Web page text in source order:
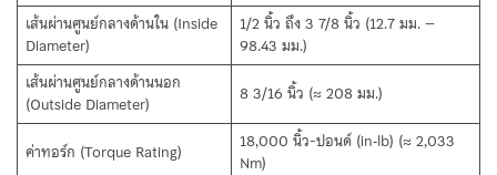
เส้นผ่านศูนย์กลางด้านใน (Inside
Diameter)
1/2 นิ้ว ถึง 3 7/8 นิ้ว (12.7 มม. –
98.43 มม.)
เส้นผ่านศูนย์กลางด้านนอก
(Outside Diameter)
8 3/16 นิ้ว (≈ 208 มม.)
ค่าทอร์ก (Torque Rating)
18,000 นิ้ว-ปอนด์ (in‑lb) (≈ 2,033
Nm)